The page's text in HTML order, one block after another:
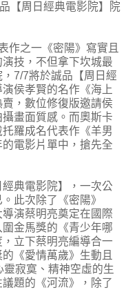
【周日經典電影院】院
作之一《密陽》寫實且
技，不但拿下坎城最
7/7將於誠品【周日經
侯孝賢的名作《海上
，數位修復版邀請侯
畫面質感。而奧斯卡
羅成名代表作《羊男
電影片單中，搶先全
典電影院】，一次公
此次除了《密陽》
導演蔡明亮奠定在國際
金馬獎的《青少年哪
立下蔡明亮編導合一
《愛情萬歲》生動且
寂寞、精神空虛的生
題的《河流》，除了